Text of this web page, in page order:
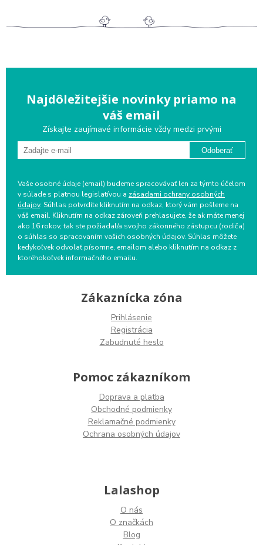
Najdôležitejšie novinky priamo na
váš email
Získajte zaujímavé informácie vždy medzi prvými
Odoberať
Vaše osobné údaje (email) budeme spracovávať len za týmto účelom
v súlade s platnou legislatívou a zásadami ochrany osobných
údajov. Súhlas potvrdíte kliknutím na odkaz, ktorý vám pošleme na
váš email. Kliknutím na odkaz zároveň prehlasujete, že ak máte menej
ako 16 rokov, tak ste požiadal/a svojho zákonného zástupcu (rodiča)
o súhlas so spracovaním vašich osobných údajov. Súhlas môžete
kedykoľvek odvolať písomne, emailom alebo kliknutím na odkaz z
ktoréhokoľvek informačného emailu.
Zákaznícka zóna
Prihlásenie
Registrácia
Zabudnuté heslo
Pomoc zákazníkom
Doprava a platba
Obchodné podmienky
Reklamačné podmienky
Ochrana osobných údajov
Lalashop
O nás
O značkách
Blog